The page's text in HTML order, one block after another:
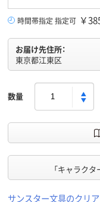
時間帯指定 指定可 ￥
お届け先住所：
東京都江東区
数量
「キャラクタ
サンスター文具のクリ